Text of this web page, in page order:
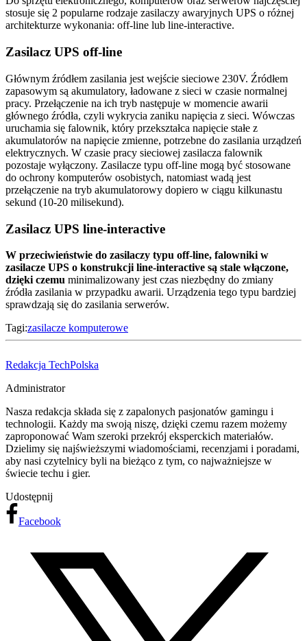
stosuje się 2 popularne rodzaje zasilaczy awaryjnych UPS o różnej
architekturze wykonania: off-line lub line-interactive.
Zasilacz UPS off-line
Głównym źródłem zasilania jest wejście sieciowe 230V. Źródłem
zapasowym są akumulatory, ładowane z sieci w czasie normalnej
pracy. Przełączenie na ich tryb następuje w momencie awarii
głównego źródła, czyli wykrycia zaniku napięcia z sieci. Wówczas
uruchamia się falownik, który przekształca napięcie stałe z
akumulatorów na napięcie zmienne, potrzebne do zasilania urządzeń
elektrycznych. W czasie pracy sieciowej zasilacza falownik
pozostaje wyłączony. Zasilacze typu off-line mogą być stosowane
do ochrony komputerów osobistych, natomiast wadą jest
przełączenie na tryb akumulatorowy dopiero w ciągu kilkunastu
sekund (10-20 milisekund).
Zasilacz UPS line-interactive
W przeciwieństwie do zasilaczy typu off-line, falowniki w
zasilacze UPS o konstrukcji line-interactive są stale włączone,
dzięki czemu minimalizowany jest czas niezbędny do zmiany
źródła zasilania w przypadku awarii. Urządzenia tego typu bardziej
sprawdzają się do zasilania serwerów.
Tagi:zasilacze komputerowe
Redakcja TechPolska
Administrator
Nasza redakcja składa się z zapalonych pasjonatów gamingu i
technologii. Każdy ma swoją niszę, dzięki czemu razem możemy
zaproponować Wam szeroki przekrój eksperckich materiałów.
Dzielimy się najświeższymi wiadomościami, recenzjami i poradami,
aby nasi czytelnicy byli na bieżąco z tym, co najważniejsze w
świecie techu i gier.
Udostępnij
Facebook